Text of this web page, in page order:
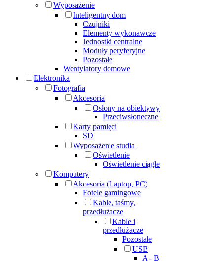
Wyposażenie
Inteligentny dom
Czujniki
Elementy wykonawcze
Jednostki centralne
Moduły peryferyjne
Pozostałe
Wentylatory domowe
Elektronika
Fotografia
Akcesoria
Osłony na obiektywy
Przeciwsłoneczne
Karty pamięci
SD
Wyposażenie studia
Oświetlenie
Oświetlenie ciągłe
Komputery
Akcesoria (Laptop, PC)
Fotele gamingowe
Kable, taśmy,
przedłużacze
Kable i
przedłużacze
Pozostałe
USB
A - B